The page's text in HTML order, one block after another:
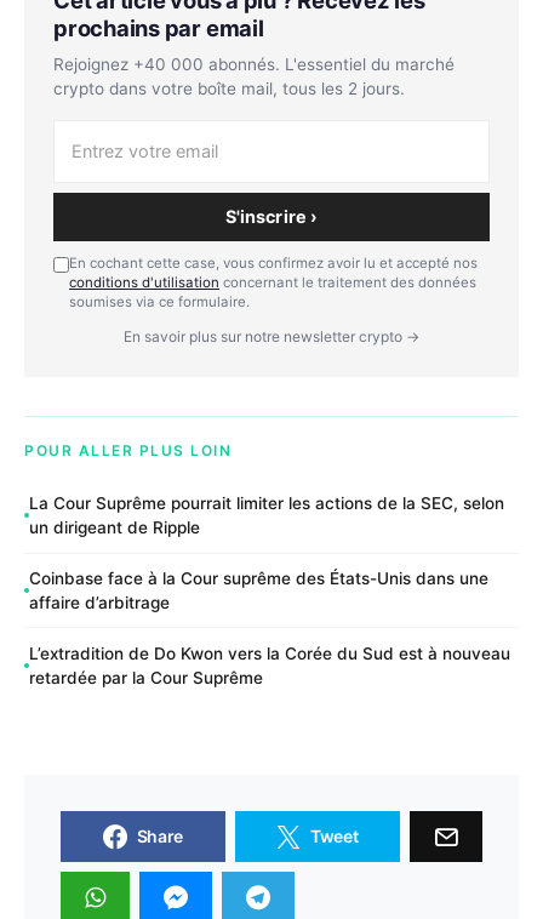
prochains par email
Rejoignez +40 000 abonnés. L'essentiel du marché
crypto dans votre boîte mail, tous les 2 jours.
S'inscrire ›
En cochant cette case, vous confirmez avoir lu et accepté nos
conditions d'utilisation concernant le traitement des données
soumises via ce formulaire.
En savoir plus sur notre newsletter crypto →
POUR ALLER PLUS LOIN
La Cour Suprême pourrait limiter les actions de la SEC, selon
un dirigeant de Ripple
Coinbase face à la Cour suprême des États-Unis dans une
affaire d’arbitrage
L’extradition de Do Kwon vers la Corée du Sud est à nouveau
retardée par la Cour Suprême
Share Tweet